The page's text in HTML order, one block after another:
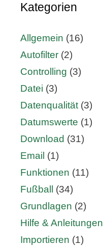
Kategorien
Allgemein (16)
Autofilter (2)
Controlling (3)
Datei (3)
Datenqualität (3)
Datumswerte (1)
Download (31)
Email (1)
Funktionen (11)
Fußball
(34)
Grundlagen (2)
Hilfe & Anleitungen
Importieren (1)